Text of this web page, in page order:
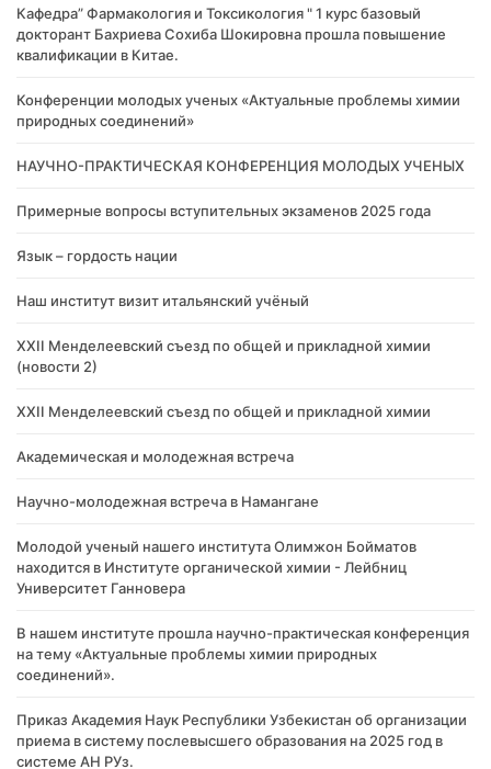
Кафедра” Фармакология и Токсикология " 1 курс базовый
докторант Бахриева Сохиба Шокировна прошла повышение
квалификации в Китае.
Конференции молодых ученых «Актуальные проблемы химии
природных соединений»
НАУЧНО-ПРАКТИЧЕСКАЯ КОНФЕРЕНЦИЯ МОЛОДЫХ УЧЕНЫХ
Примерные вопросы вступительных экзаменов 2025 года
Язык – гордость нации
Наш институт визит итальянский учёный
XXII Менделеевский съезд по общей и прикладной химии
(новости 2)
XXII Менделеевский съезд по общей и прикладной химии
Академическая и молодежная встреча
Научно-молодежная встреча в Намангане
Молодой ученый нашего института Олимжон Бойматов
находится в Институте органической химии - Лейбниц
Университет Ганновера
В нашем институте прошла научно-практическая конференция
на тему «Актуальные проблемы химии природных
соединений».
Приказ Академия Наук Республики Узбекистан об организации
приема в систему послевысшего образования на 2025 год в
системе АН РУз.